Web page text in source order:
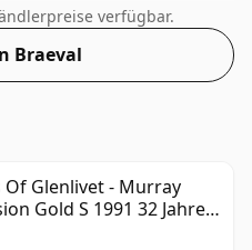
Die etwas kleinere
cl, spiegelt sich im Preis
verfügbar.
Braeval
Of Glenlivet - Murray
Gold S 1991 32 Jahre